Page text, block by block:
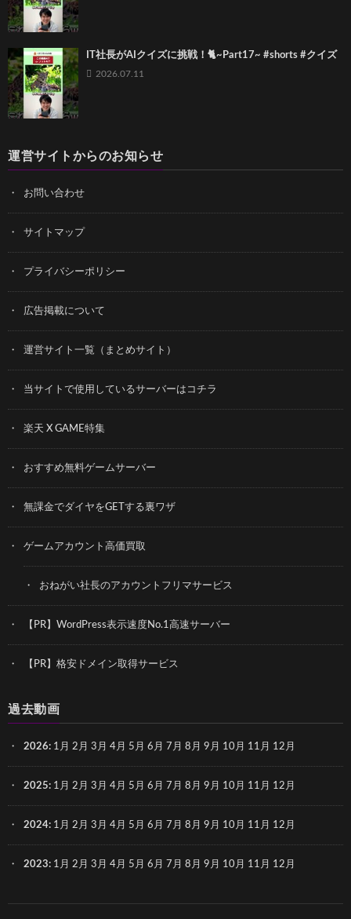
IT社長がAIクイズに挑戦！🐈~Part17~ #shorts #クイズ
2026.07.11
運営サイトからのお知らせ
お問い合わせ
サイトマップ
プライバシーポリシー
広告掲載について
運営サイト一覧（まとめサイト）
当サイトで使用しているサーバーはコチラ
楽天 X GAME特集
おすすめ無料ゲームサーバー
無課金でダイヤをGETする裏ワザ
ゲームアカウント高価買取
おねがい社長のアカウントフリマサービス
【PR】WordPress表示速度No.1高速サーバー
【PR】格安ドメイン取得サービス
過去動画
2026: 1月 2月 3月 4月 5月 6月 7月 8月 9月 10月 11月 12月
2025: 1月 2月 3月 4月 5月 6月 7月 8月 9月 10月 11月 12月
2024: 1月 2月 3月 4月 5月 6月 7月 8月 9月 10月 11月 12月
2023: 1月 2月 3月 4月 5月 6月 7月 8月 9月 10月 11月 12月